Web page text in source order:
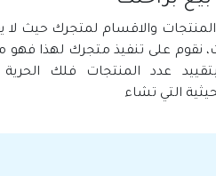
والاقسام لمتجرك حيث لا
نقوم على تنفيذ متجرك لهذا فهو
عدد المنتجات فلك
التي تشاء